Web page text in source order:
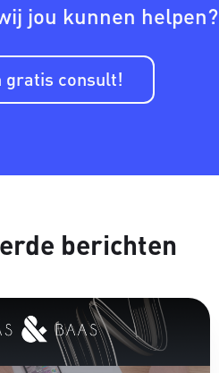
jou kunnen helpen?
gratis consult!
berichten